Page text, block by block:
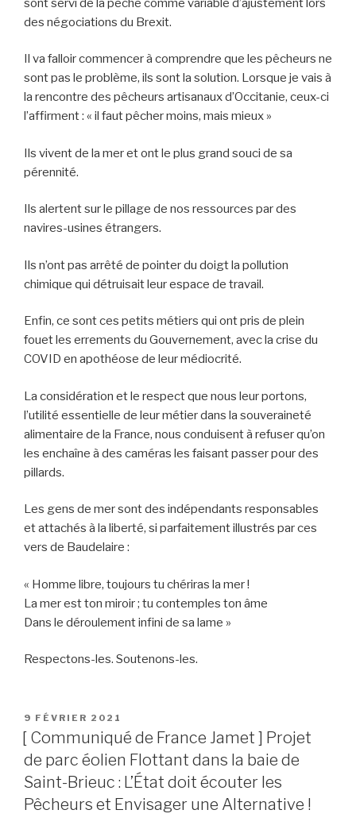
des négociations du Brexit.
Il va falloir commencer à comprendre que les pêcheurs ne
sont pas le problème, ils sont la solution. Lorsque je vais à
la rencontre des pêcheurs artisanaux d’Occitanie, ceux-ci
l’affirment : « il faut pêcher moins, mais mieux »
Ils vivent de la mer et ont le plus grand souci de sa
pérennité.
Ils alertent sur le pillage de nos ressources par des
navires-usines étrangers.
Ils n’ont pas arrêté de pointer du doigt la pollution
chimique qui détruisait leur espace de travail.
Enfin, ce sont ces petits métiers qui ont pris de plein
fouet les errements du Gouvernement, avec la crise du
COVID en apothéose de leur médiocrité.
La considération et le respect que nous leur portons,
l’utilité essentielle de leur métier dans la souveraineté
alimentaire de la France, nous conduisent à refuser qu’on
les enchaîne à des caméras les faisant passer pour des
pillards.
Les gens de mer sont des indépendants responsables
et attachés à la liberté, si parfaitement illustrés par ces
vers de Baudelaire :
« Homme libre, toujours tu chériras la mer !
La mer est ton miroir ; tu contemples ton âme
Dans le déroulement infini de sa lame »
Respectons-les. Soutenons-les.
PUBLIÉ
LE
9 FÉVRIER 2021
[ Communiqué de France Jamet ] Projet
de parc éolien Flottant dans la baie de
Saint-Brieuc : L’État doit écouter les
Pêcheurs et Envisager une Alternative !